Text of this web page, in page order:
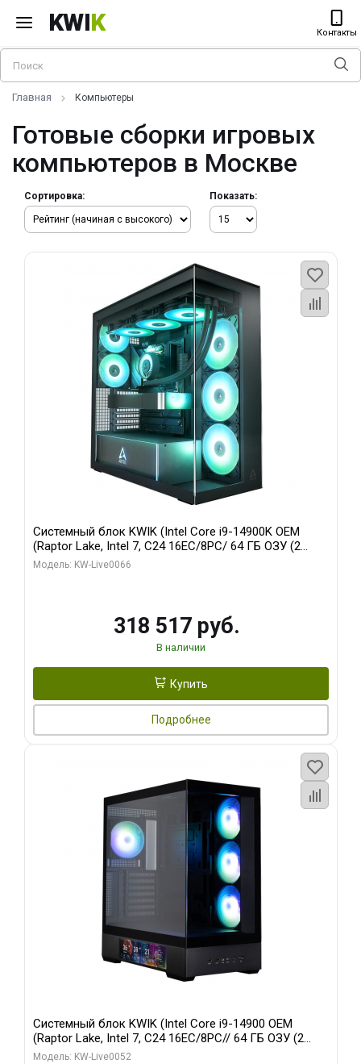
KWIK Контакты
Главная Компьютеры
Готовые сборки игровых
компьютеров в Москве
Сортировка: Показать:
Системный блок KWIK (Intel Core i9-14900K OEM
(Raptor Lake, Intel 7, C24 16EC/8PC/ 64 ГБ ОЗУ (2
модуля)/ Gigabyte RTX5080 XTREME WATERFORCE
Модель: KW-Live0066
318 517 руб.
В наличии
Купить
Подробнее
Системный блок KWIK (Intel Core i9-14900 OEM
(Raptor Lake, Intel 7, C24 16EC/8PC// 64 ГБ ОЗУ (2
модуля)/ Palit RTX5080 GAMINGPRO OC 16GB GDDR7
Модель: KW-Live0052